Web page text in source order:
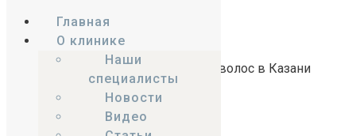
Skip to content
Центр трансплантации
и лечения волос
Главная
О клинике
Наши
специалисты
Новости
Видео